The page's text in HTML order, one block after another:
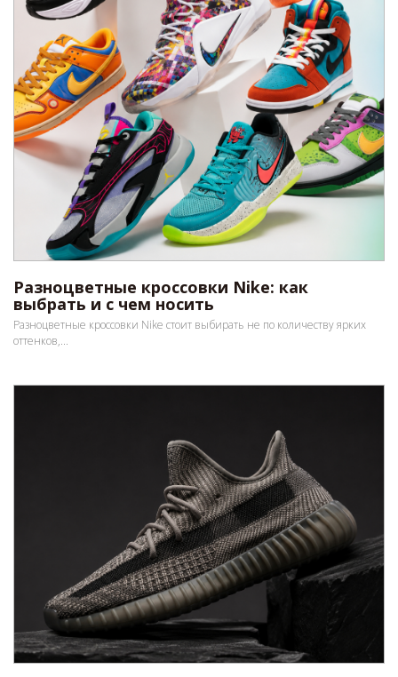
Разноцветные кроссовки Nike: как
выбрать и с чем носить
Разноцветные кроссовки Nike стоит выбирать не по количеству ярких
оттенков,...